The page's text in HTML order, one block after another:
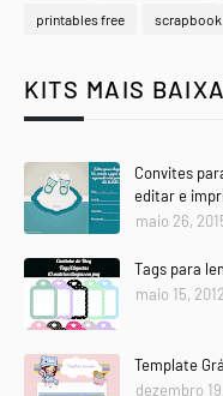
printables free scrapbook
KITS MAIS
Convites
editar e
maio 26,
Tags para
maio 15, 2012
Template
dezembro